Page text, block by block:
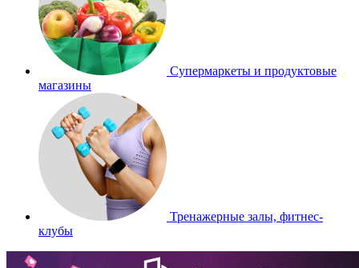
Супермаркеты и продуктовые
магазины
Тренажерные залы, фитнес-
клубы